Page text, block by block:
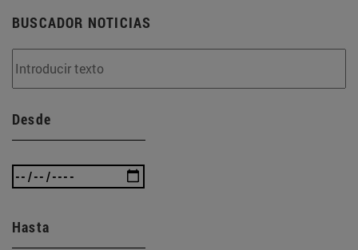
BUSCADOR NOTICIAS
Desde
Hasta